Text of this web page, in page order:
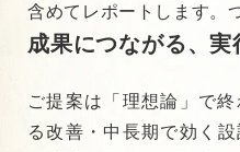
含めてレポートします。
成果につながる、実
ご提案は「理想論」で終
る改善 ・中長期で効く設